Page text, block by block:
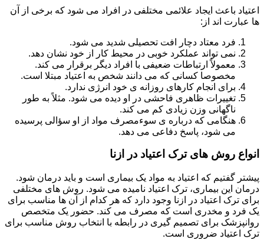
اعتیاد باعث ایجاد علائمی مختلفی در افراد می شود که برخی از آن
ها عبارت اند از:
فرد معتاد دچار افت تحصیلی شدید می شود.
نمی تواند عملکرد خوبی در محیط کار از خود نشان دهد.
معمولاً ارتباطات ضعیفی با افراد دیگر برقرار می کند.
مخصوصا کسانی که می دانند شخص به اعتیاد مبتلا است.
برای انجام کارهای روزانه ی خود انرژی ندارد.
تغییرات ظاهری فاحشی در او دیده می شود. مثلاً به طور
ناگهانی وزن زیادی کم می کند.
هنگامی که درباره ی سوءمصرف مواد از او سؤالی پرسیده
می شود، پاسخ دفاعی می دهد.
انواع روش های ترک اعتیاد در ازنا
پیشتر گفتیم که اعتیاد به مواد یک بیماری است و باید درمان شود.
درمان این بیماری، ترک اعتیاد نامیده می شود. روش های مختلفی
برای ترک اعتیاد در ازنا وجود دارد که هر کدام از آن ها مناسب برای
یک فرد و مخدری است که مصرف می کند. حضور یک متخصص
روانپزشک برای تصمیم گیری در رابطه با انتخاب روش مناسب برای
ترک اعتیاد ضروری است.